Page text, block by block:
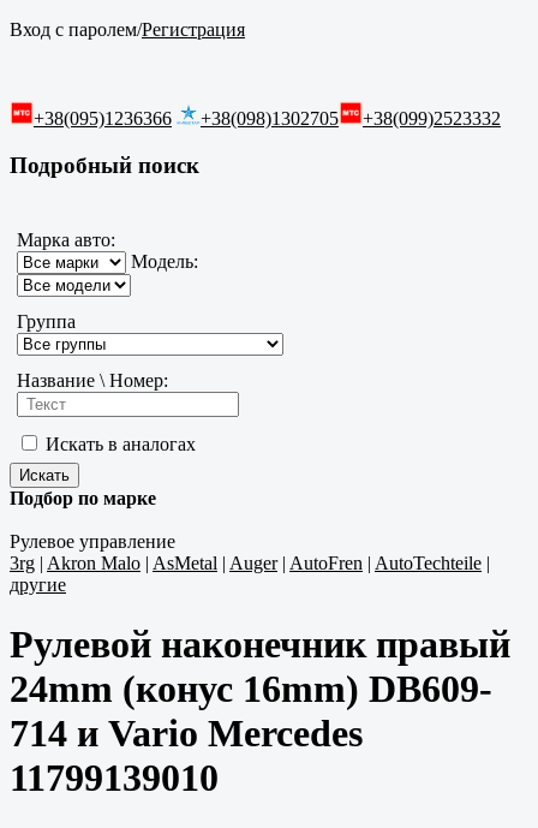
Вход с паролем/Регистрация
+38(095)1236366 +38(098)1302705 +38(099)2523332
Подробный поиск
Марка авто:
Модель:
Группа
Название \ Номер:
Искать в аналогах
Подбор по марке
Рулевое управление
3rg | Akron Malo | AsMetal | Auger| AutoFren | AutoTechteile |
другие
Рулевой наконечник правый
24mm (конус 16mm) DB609-
714 и Vario Mercedes
11799139010